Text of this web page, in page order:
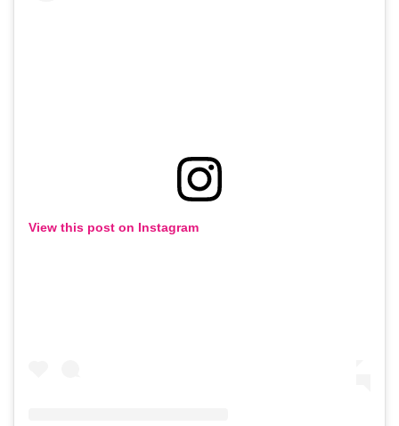
View this post on Instagram